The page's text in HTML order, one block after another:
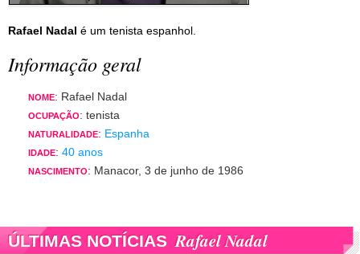
Rafael Nadal é um tenista espanhol.
Informação geral
NOME: Rafael Nadal
OCUPAÇÃO: tenista
NATURALIDADE: Espanha
IDADE: 40 anos
NASCIMENTO: Manacor, 3 de junho de 1986
ÚLTIMAS NOTÍCIAS Rafael Nadal